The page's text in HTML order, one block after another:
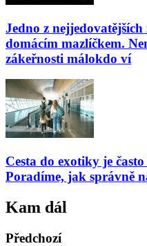
Jedno z
domácím mazlíčkem.
zákeřnosti málokdo ví
Cesta do exotiky je
Poradíme, jak správně
Kam dál
Předchozí